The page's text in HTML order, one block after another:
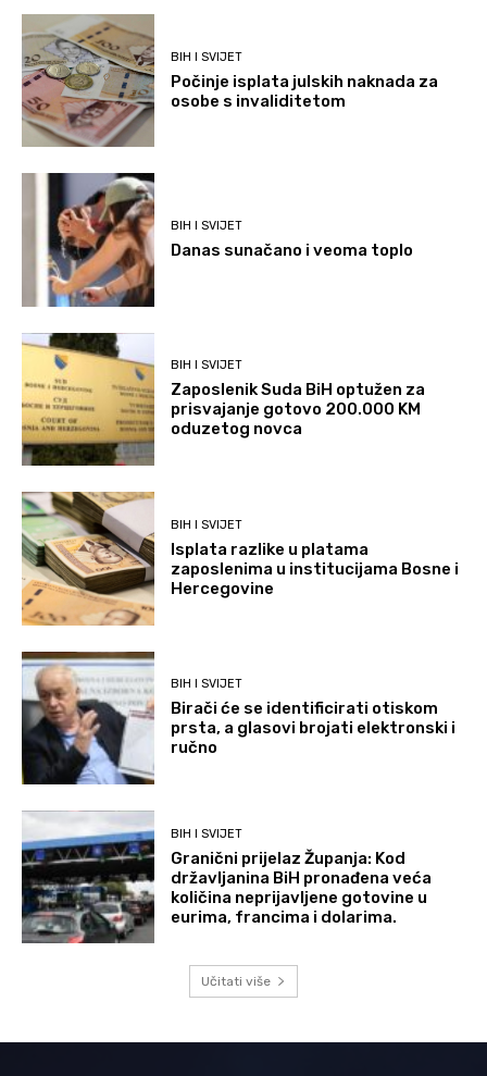
BIH I SVIJET
Počinje isplata julskih naknada za
osobe s invaliditetom
BIH I SVIJET
Danas sunačano i veoma toplo
BIH I SVIJET
Zaposlenik Suda BiH optužen za
prisvajanje gotovo 200.000 KM
oduzetog novca
BIH I SVIJET
Isplata razlike u platama
zaposlenima u institucijama Bosne i
Hercegovine
BIH I SVIJET
Birači će se identificirati otiskom
prsta, a glasovi brojati elektronski i
ručno
BIH I SVIJET
Granični prijelaz Županja: Kod
državljanina BiH pronađena veća
količina neprijavljene gotovine u
eurima, francima i dolarima.
Učitati više